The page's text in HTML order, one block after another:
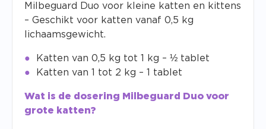
Milbeguard Duo voor kleine katten en kittens
– Geschikt voor katten vanaf 0,5 kg
lichaamsgewicht.
Katten van 0,5 kg tot 1 kg – ½ tablet
Katten van 1 tot 2 kg – 1 tablet
Wat is de dosering Milbeguard Duo voor
grote katten?